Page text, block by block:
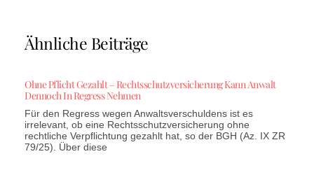
Ähnliche Beiträge
Ohne Pflicht Gezahlt – Rechtsschutzversicherung Kann Anwalt
Dennoch In Regress Nehmen
Für den Regress wegen Anwaltsverschuldens ist es
irrelevant, ob eine Rechtsschutzversicherung ohne
rechtliche Verpflichtung gezahlt hat, so der BGH (Az. IX ZR
79/25). Über diese